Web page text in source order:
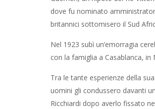
dove fu nominato
britannici sottomisero il Sud
Nel 1923 subì un’emorragia
con la famiglia a Casablanca,
Tra le tante esperienze della
uomini gli condussero davanti
Ricchiardi dopo averlo fissato